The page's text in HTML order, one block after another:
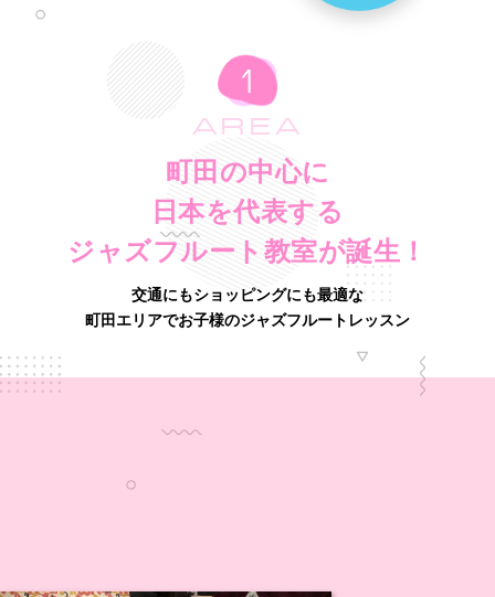
AREA
町田の中心に
日本を代表する
ジャズフルート教室が誕生！
交通にもショッピングにも最適な
町田エリアでお子様のジャズフルートレッスン